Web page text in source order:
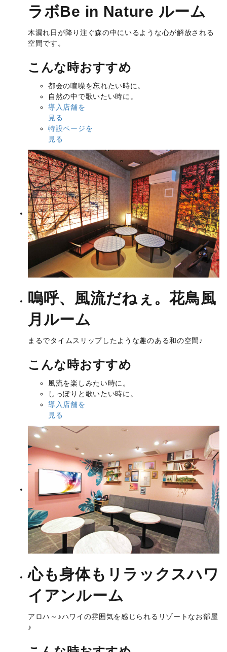
ラボBe in Nature ルーム
木漏れ日が降り注ぐ森の中にいるような心が解放される
空間です。
こんな時おすすめ
都会の喧噪を忘れたい時に。
自然の中で歌いたい時に。
導入店舗を
見る
特設ページを
見る
嗚呼、風流だねぇ。花鳥風
月ルーム
まるでタイムスリップしたような趣のある和の空間♪
こんな時おすすめ
風流を楽しみたい時に。
しっぽりと歌いたい時に。
導入店舗を
見る
心も身体もリラックスハワ
イアンルーム
アロハ～♪ハワイの雰囲気を感じられるリゾートなお部屋
♪